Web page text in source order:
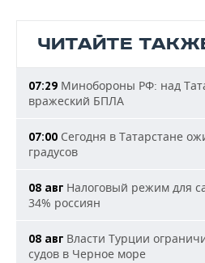
ЧИТАЙТЕ
07:29 Минобороны РФ: над
вражеский БПЛА
07:00 Сегодня в Татарстане
градусов
08 авг Налоговый режим для
34% россиян
08 авг Власти Турции
судов в Черное море